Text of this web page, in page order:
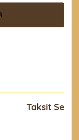
Taksit